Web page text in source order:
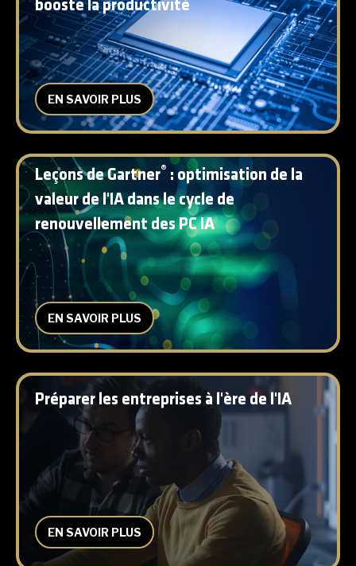
booste la productivité
EN SAVOIR PLUS
Leçons de Gartner® : optimisation de la
valeur de l'IA dans le cycle de
renouvellement des PC IA
EN SAVOIR PLUS
Préparer les entreprises à l'ère de l'IA
EN SAVOIR PLUS